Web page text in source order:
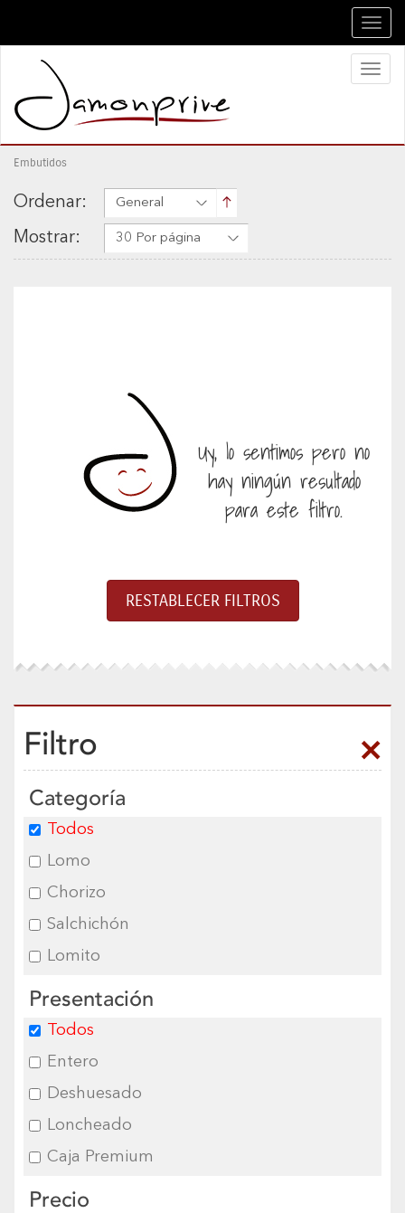
Embutidos
Ordenar: General
Mostrar: 30 Por página
Uy, lo sentimos pero no
hay ningún resultado
para este filtro.
Filtro
Categoría
Todos
Lomo
Chorizo
Salchichón
Lomito
Presentación
Todos
Entero
Deshuesado
Loncheado
Caja Premium
Precio